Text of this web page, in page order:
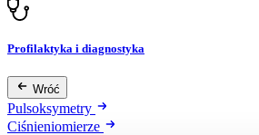
Profilaktyka i diagnostyka
Wróć
Pulsoksymetry
Ciśnieniomierze